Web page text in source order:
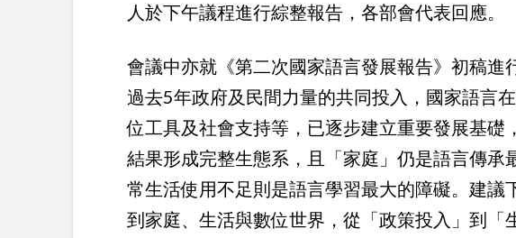
人於下午議程進行綜整報告，各部會代表回應。
會議中亦就《第二次國家語言發展報告》初稿進
過去5年政府及民間力量的共同投入，國家語言
位工具及社會支持等，已逐步建立重要發展基礎
結果形成完整生態系，且「家庭」仍是語言傳承
常生活使用不足則是語言學習最大的障礙。建議
到家庭、生活與數位世界，從「政策投入」到「